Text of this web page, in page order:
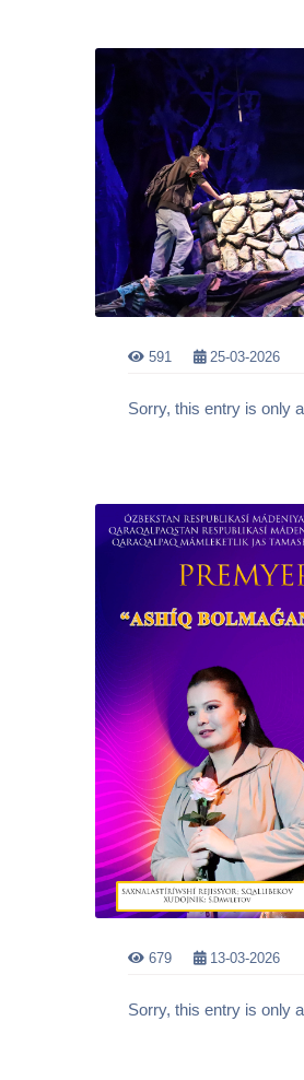
591 25-03-2026
Sorry, this entry is only
679 13-03-2026
Sorry, this entry is only